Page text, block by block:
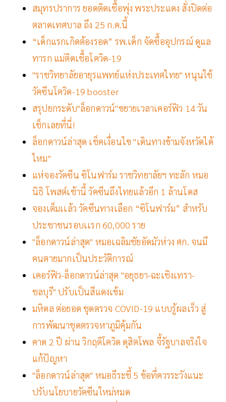
สมุทรปราการ ยอดติดเชื้อพุ่ง พระประแดง สั่งปิดต่อ
ตลาดเทศบาล ถึง 25 ก.ค.นี้
“เด็กแรกเกิดต้องรอด” รพ.เด็ก จัดซื้ออุปกรณ์ ดูแล
ทารก แม่ติดเชื้อโควิด-19
"ราชวิทยาลัยอายุรแพทย์แห่งประเทศไทย" หนุนใช้
วัคซีนโควิด-19 booster
สรุปยกระดับ"ล็อกดาวน์"ขยายเวลาเคอร์ฟิว 14 วัน
เช็กเลยที่นี่!
ล็อกดาวน์ล่าสุด เช็คเงื่อนไข "เดินทางข้ามจังหวัดได้
ไหม"
แห่จองวัคซีน ซิโนฟาร์ม ราชวิทยาลัยฯ ทะลัก หมอ
นิธิ โพสต์เช้านี้ วัคซีนถึงไทยแล้วอีก 1 ล้านโดส
จองเต็มเเล้ว วัคซีนทางเลือก “ซิโนฟาร์ม” สำหรับ
ประชาชนรอบเเรก 60,000 ราย
"ล็อกดาวน์ล่าสุด" หมอเฉลิมชัยอัดมัวห่วง ศก. จนมี
คนตายมากเป็นประวัติการณ์
เคอร์ฟิว-ล็อกดาวน์ล่าสุด "อยุธยา-ฉะเชิงเทรา-
ชลบุรี" ปรับเป็นสีแดงเข้ม
มหิดล ต่อยอด ชุดตรวจ COVID-19 แบบรู้ผลเร็ว สู่
การพัฒนาชุดตรวจหาภูมิคุ้มกัน
คาด 2 ปี ผ่าน วิกฤติโควิด ดุสิตโพล จี้รัฐบาลจริงใจ
แก้ปัญหา
"ล็อกดาวน์ล่าสุด" หมอธีระชี้ 5 ข้อที่ควรระวังแนะ
ปรับนโยบายวัคซีนใหม่หมด